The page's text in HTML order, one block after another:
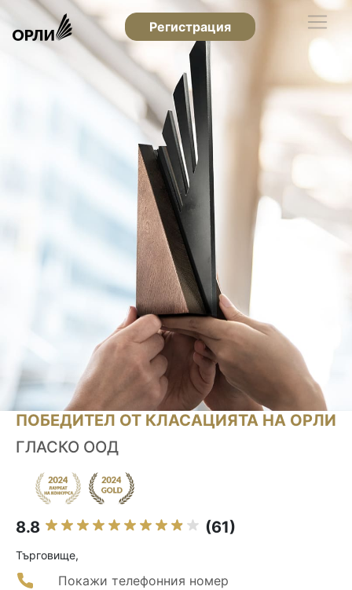
Регистрация
ПОБЕДИТЕЛ ОТ КЛАСАЦИЯТА НА ОРЛИ
ГЛАСКО ООД
8.8 (61)
Търговище,
Покажи телефонния номер